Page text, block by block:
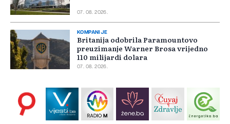
07. 08. 2026.
KOMPANIJE
Britanija odobrila Paramountovo
preuzimanje Warner Brosa vrijedno
110 milijardi dolara
07. 08. 2026.